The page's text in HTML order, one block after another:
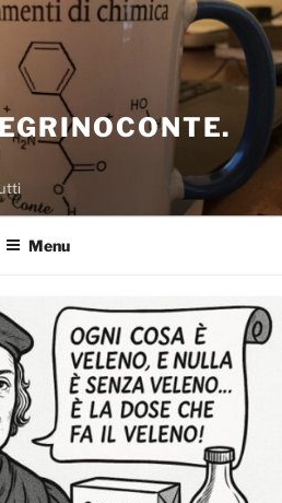
Menu